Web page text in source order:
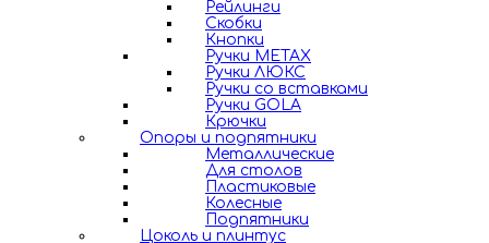
Рейлинги
Скобки
Кнопки
Ручки METAX
Ручки ЛЮКС
Ручки со вставками
Ручки GOLA
Крючки
Опоры и подпятники
Металлические
Для столов
Пластиковые
Колесные
Подпятники
Цоколь и плинтус